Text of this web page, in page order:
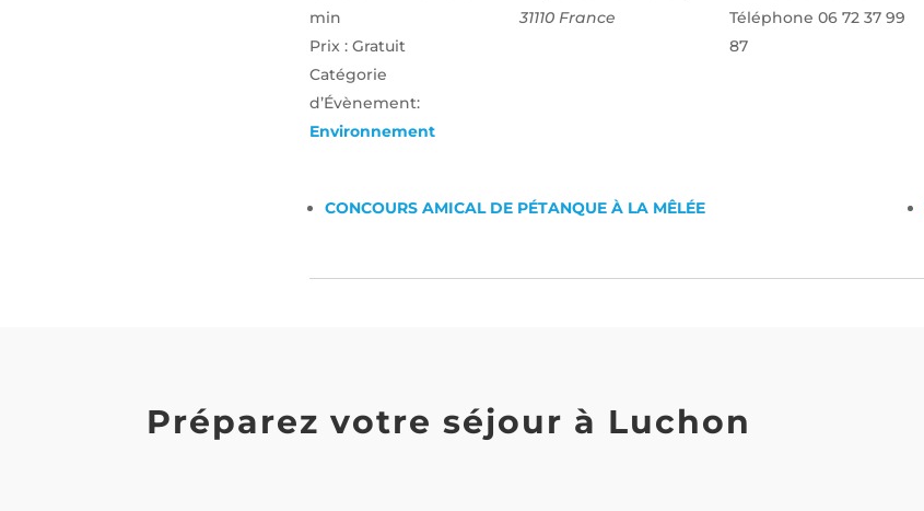
min
Prix : Gratuit
Catégorie
d’Évènement:
Environnement
31110 France
Téléphone06 72 37 99
87
CONCOURS AMICAL DE PÉTANQUE À LA MÊLÉE
Préparez votre séjour à Luchon